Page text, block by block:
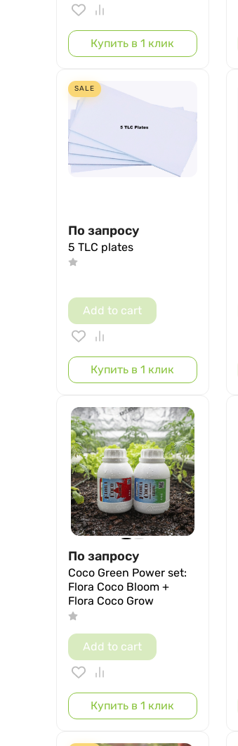
Купить в 1 клик
SALE
По запросу
5 TLC plates
Add to cart
Купить в 1 клик
По запросу
Coco Green Power set:
Flora Coco Bloom +
Flora Coco Grow
Add to cart
Купить в 1 клик